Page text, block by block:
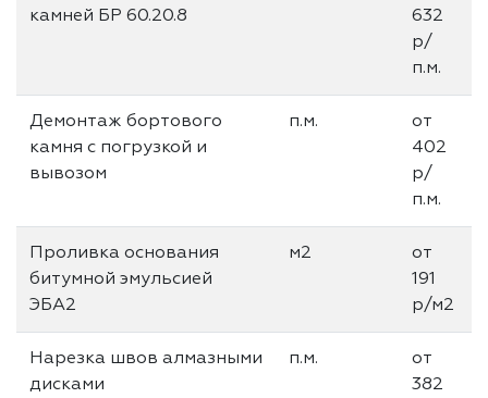
камней БР 60.20.8
632
р/
п.м.
Демонтаж бортового
камня с погрузкой и
вывозом
п.м.
от
402
р/
п.м.
Проливка основания
битумной эмульсией
ЭБА2
м2
от
191
р/м2
Нарезка швов алмазными
дисками
п.м.
от
382